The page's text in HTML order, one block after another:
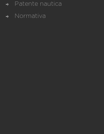
Patente nautica
Normativa